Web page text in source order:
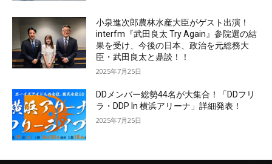
小泉進次郎農林水産大臣がゲスト出演！
interfm『武田良太 Try Again』参院選の結
果を受け、今後の日本、政治を元総務大
臣・武田良太と鼎談！！
2025年7月25日
DDメンバー総勢44名が大集合！「DDフリ
ラ・DDP In 横浜アリーナ」詳細発表！
2025年7月25日